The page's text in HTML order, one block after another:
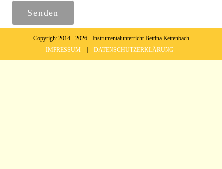
Senden
Copyright 2014 - 2026 - Instrumentalunterricht Bettina Kettenbach
IMPRESSUM
DATENSCHUTZERKLÄRUNG